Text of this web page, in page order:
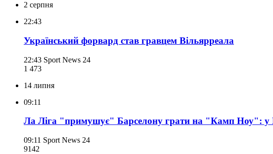
2 серпня
22:43
Український форвард став гравцем Вільярреала
22:43 Sport News 24
1 473
14 липня
09:11
Ла Ліга "примушує" Барселону грати на "Камп Ноу": у
09:11 Sport News 24
9142